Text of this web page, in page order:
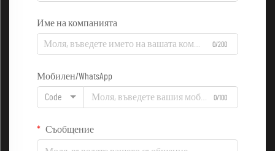
Име на компанията
0/200
Мобилен/WhatsApp
Code 0/100
Съобщение